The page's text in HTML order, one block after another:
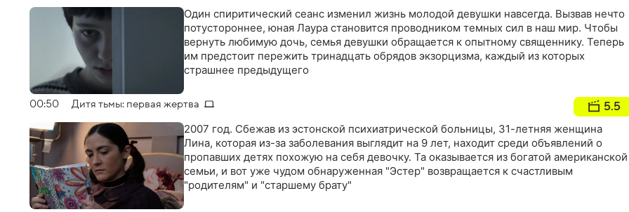
Один спиритический сеанс изменил жизнь молодой девушки навсегда. Вызвав нечто
потустороннее, юная Лаура становится проводником темных сил в наш мир. Чтобы
вернуть любимую дочь, семья девушки обращается к опытному священнику. Теперь
им предстоит пережить тринадцать обрядов экзорцизма, каждый из которых
страшнее предыдущего
00:50 Дитя тьмы: первая жертва 5.5
2007 год. Сбежав из эстонской психиатрической больницы, 31-летняя женщина
Лина, которая из-за заболевания выглядит на 9 лет, находит среди объявлений о
пропавших детях похожую на себя девочку. Та оказывается из богатой американской
семьи, и вот уже чудом обнаруженная "Эстер" возвращается к счастливым
"родителям" и "старшему брату"